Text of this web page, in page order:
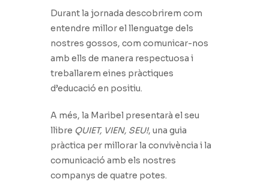
Durant la jornada descobrirem com
entendre millor el llenguatge dels
nostres gossos, com comunicar-nos
amb ells de manera respectuosa i
treballarem eines pràctiques
d’educació en positiu.
A més, la Maribel presentarà el seu
llibre QUIET, VIEN, SEU!, una guia
pràctica per millorar la convivència i la
comunicació amb els nostres
companys de quatre potes.